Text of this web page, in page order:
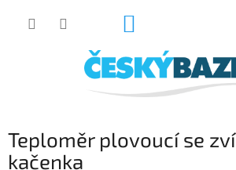
Teploměr plovoucí se
kačenka